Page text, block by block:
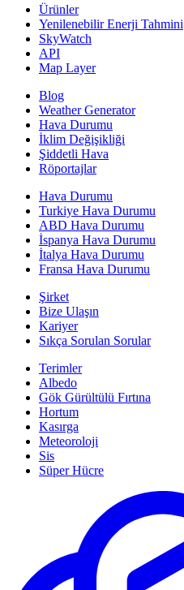
Ürünler
Yenilenebilir Enerji Tahmini
SkyWatch
API
Map Layer
Blog
Weather Generator
Hava Durumu
İklim Değişikliği
Şiddetli Hava
Röportajlar
Hava Durumu
Turkiye Hava Durumu
ABD Hava Durumu
İspanya Hava Durumu
İtalya Hava Durumu
Fransa Hava Durumu
Şirket
Bize Ulaşın
Kariyer
Sıkça Sorulan Sorular
Terimler
Albedo
Gök Gürültülü Fırtına
Hortum
Kasırga
Meteoroloji
Sis
Süper Hücre